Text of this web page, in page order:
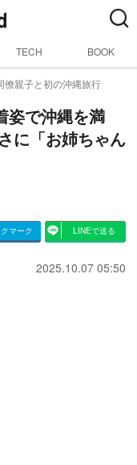
TECH BOOK
僚親子と初の沖縄旅行
姿で沖縄を満
に「お姉ちゃん
マーク LINEで送る
2025.10.07 05:50